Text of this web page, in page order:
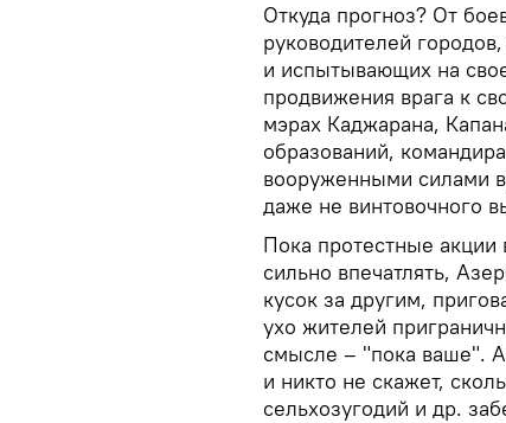
Откуда прогноз? От
руководителей
и испытывающих на
продвижения врага к
мэрах Каджарана,
образований,
вооруженными силами
даже не винтовочного
Пока протестные
сильно впечатлять,
кусок за другим,
ухо жителей
смысле – "пока ваше".
и никто не скажет,
сельхозугодий и др.